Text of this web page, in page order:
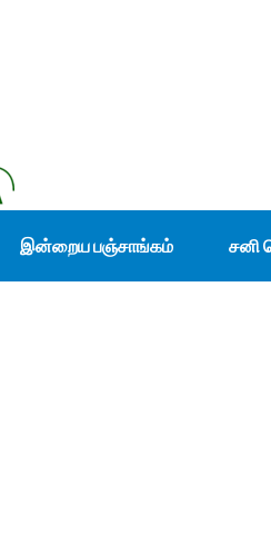
இன்றைய பஞ்சாங்கம் சனி